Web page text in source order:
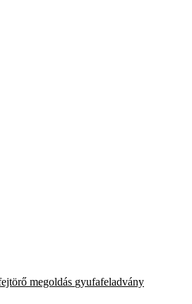
megoldás gyufafeladvány